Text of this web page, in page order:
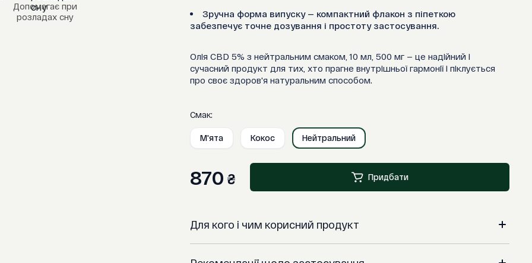
Допомагає при
розладах сну
Зручна форма випуску — компактний флакон з піпеткою
забезпечує точне дозування і простоту застосування.
Олія CBD 5% з нейтральним смаком, 10 мл, 500 мг — це надійний і
сучасний продукт для тих, хто прагне внутрішньої гармонії і піклується
про своє здоров'я натуральним способом.
Смак:
М'ята Кокос Нейтральний
870 ₴ Придбати
Для кого і чим корисний продукт